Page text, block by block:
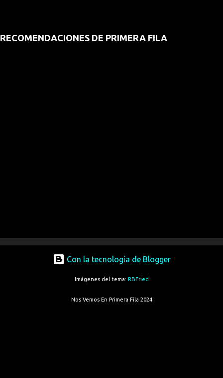
RECOMENDACIONES DE PRIMERA FILA
Con la tecnología de Blogger
Imágenes del tema: RBFried
Nos Vemos En Primera Fila 2024